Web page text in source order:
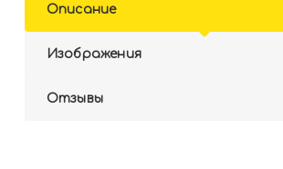
Описание
Изображения
Отзывы